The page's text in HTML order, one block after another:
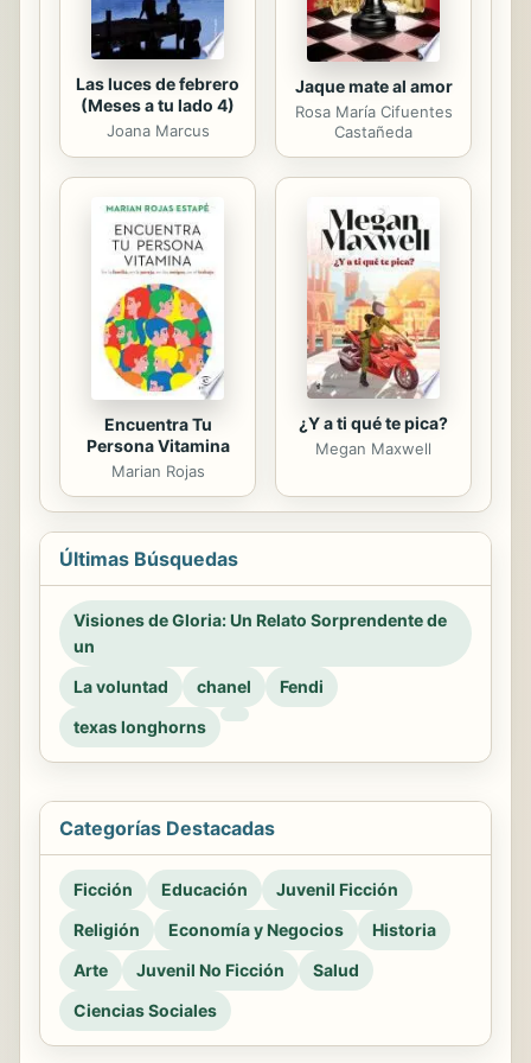
medios en España y...
Las luces de febrero
(Meses a tu lado 4)
Joana Marcus
Jaque mate al amor
Rosa María Cifuentes
Castañeda
Encuentra Tu
Persona Vitamina
Marian Rojas
¿Y a ti qué te pica?
Megan Maxwell
Últimas Búsquedas
Visiones de Gloria: Un Relato Sorprendente de
un
La voluntad
chanel
Fendi
texas longhorns
Categorías Destacadas
Ficción Educación
Juvenil Ficción
Religión
Economía y Negocios
Historia
Arte
Juvenil No Ficción
Salud
Ciencias Sociales